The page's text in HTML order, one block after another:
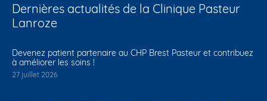
Dernières actualités de la Clinique Pasteur
Lanroze
Devenez patient partenaire au CHP Brest Pasteur et contribuez
à améliorer les soins !
27 juillet 2026